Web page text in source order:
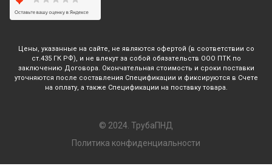
Цены, указанные на сайте, не являются офертой (в соответствии со
ст.435 ГК РФ), и не влекут за собой обязательств ООО ПТК по
заключению Договора. Окончательная стоимость и сроки поставки
уточняются после составления Спецификации и фиксируются в Счете
на оплату, а также Спецификации на поставку товара.
© 2024. ТрубаПНД
Политика конфиденциальности